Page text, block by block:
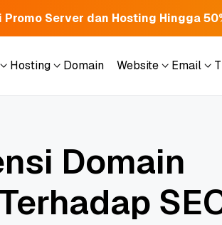
Promo Server dan Hosting Hingga
Hosting
Domain
Website
Email
Domain